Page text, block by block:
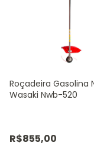
Roçadeira Gasolina
Wasaki Nwb-520
R$855,00